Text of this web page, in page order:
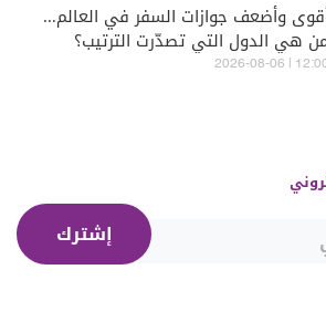
وأضعف جوازات السفر في العالم...
هي الدول التي تصدّرت الترتيب؟
12:00 | 2026-08-
إشترك